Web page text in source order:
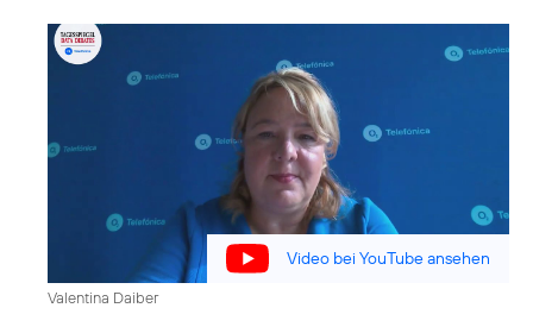
Video bei YouTube ansehen
Valentina Daiber